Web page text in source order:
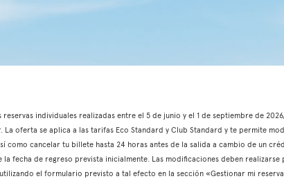
individuales realizadas entre el 5 de junio y el 1 de septiembre de
oferta se aplica a las tarifas Eco Standard y Club Standard y te permite
cancelar tu billete hasta 24 horas antes de la salida a cambio de un
la fecha de regreso prevista inicialmente. Las modificaciones deben
el formulario previsto a tal efecto en la sección «Gestionar mi